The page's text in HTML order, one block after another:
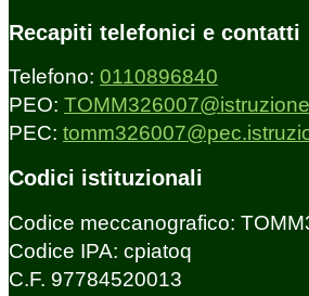
Recapiti telefonici e contatti
Telefono: 0110896840
PEO:
PEC:
Codici istituzionali
Codice meccanografico:
Codice IPA: cpiatoq
C.F. 97784520013